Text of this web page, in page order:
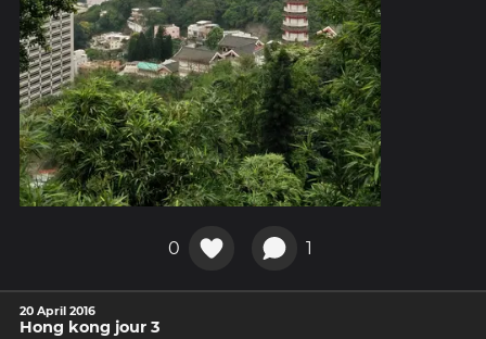
0 1
20 April 2016
Hong kong jour 3